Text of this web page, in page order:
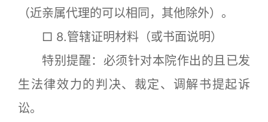
（近亲属代理的可以相同，其他除外）。
□ 8.管辖证明材料（或书面说明）
特别提醒：必须针对本院作出的且已发
生法律效力的判决、裁定、调解书提起诉
讼。